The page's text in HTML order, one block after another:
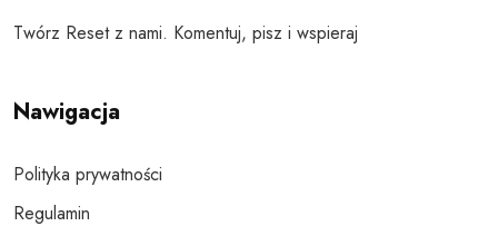
Twórz Reset z nami. Komentuj, pisz i wspieraj
Nawigacja
Polityka prywatności
Regulamin